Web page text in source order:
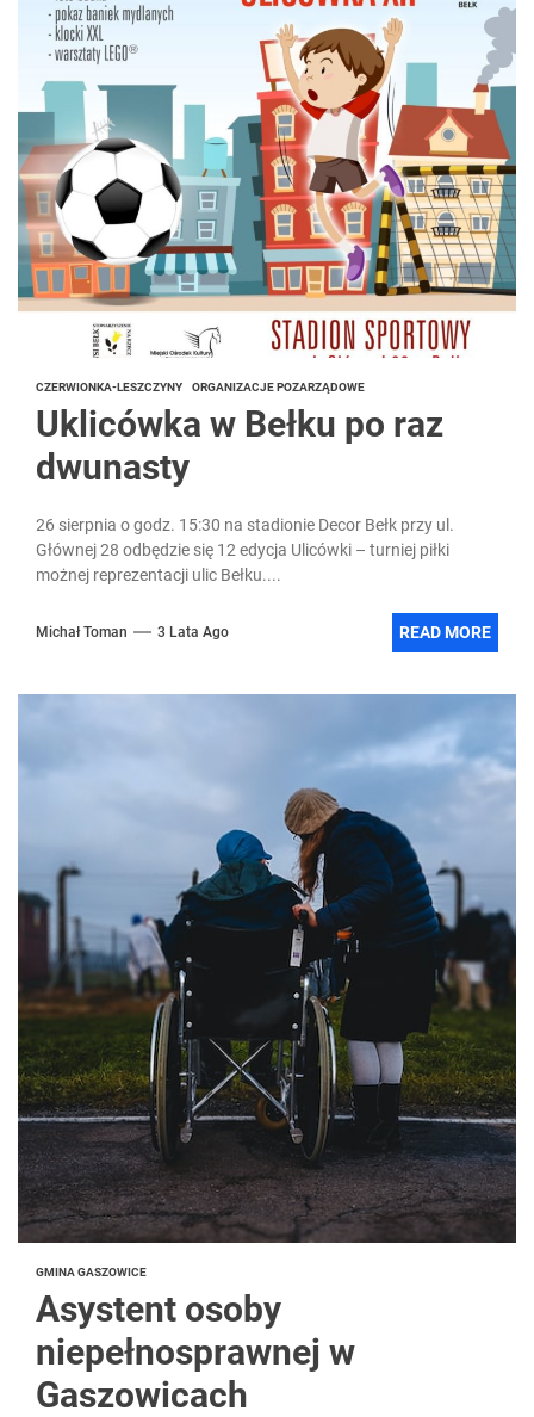
CZERWIONKA-LESZCZYNY ORGANIZACJE POZARZĄDOWE
Uklicówka w Bełku po raz
dwunasty
26 sierpnia o godz. 15:30 na stadionie Decor Bełk przy ul.
Głównej 28 odbędzie się 12 edycja Ulicówki – turniej piłki
możnej reprezentacji ulic Bełku....
Michał Toman 3 Lata Ago READ MORE
GMINA GASZOWICE
Asystent osoby
niepełnosprawnej w
Gaszowicach